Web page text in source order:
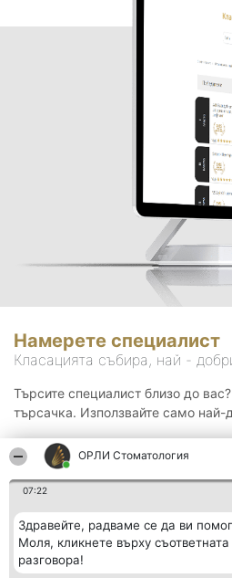
ОРЛИ Стоматология
07:22
Здравейте, радваме се да ви
Моля, кликнете върху
разговора!
Намерете специалист
Класацията събира, най -
Търсите специалист близо до
търсачка. Използвайте само най-